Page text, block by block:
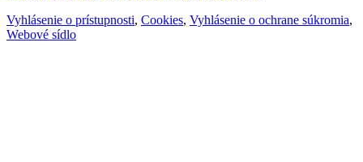
Vyhlásenie o prístupnosti, Cookies, Vyhlásenie o ochrane súkromia,
Webové sídlo